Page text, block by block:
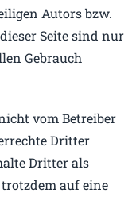
Autors bzw.
Seite sind nur
Gebrauch
vom Betreiber
Dritter
Dritter als
auf eine